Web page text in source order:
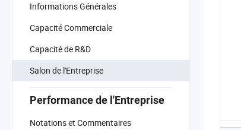
Informations Générales
Capacité Commerciale
Capacité de R&D
Salon de l'Entreprise
Performance de l'Entreprise
Notations et Commentaires